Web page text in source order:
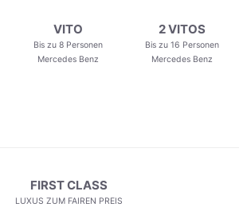
VITO
Bis zu 8 Personen
Mercedes Benz
2 VITOS
Bis zu 16 Personen
Mercedes Benz
FIRST CLASS
LUXUS ZUM FAIREN PREIS